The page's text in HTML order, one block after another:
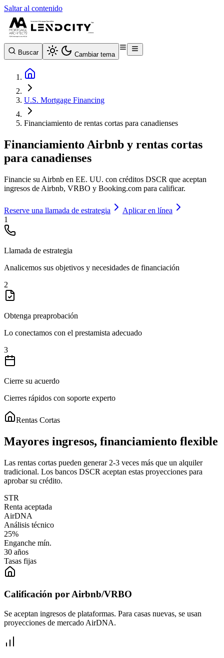
Saltar al contenido
Buscar Cambiar tema
U.S. Mortgage Financing
Financiamiento de rentas cortas para canadienses
Financiamiento Airbnb y rentas cortas
para canadienses
Financie su Airbnb en EE. UU. con créditos DSCR que aceptan
ingresos de Airbnb, VRBO y Booking.com para calificar.
Reserve una llamada de estrategia
Aplicar en línea
1
Llamada de estrategia
Analicemos sus objetivos y necesidades de financiación
2
Obtenga preaprobación
Lo conectamos con el prestamista adecuado
3
Cierre su acuerdo
Cierres rápidos con soporte experto
Rentas Cortas
Mayores ingresos, financiamiento flexible
Las rentas cortas pueden generar 2-3 veces más que un alquiler
tradicional. Los bancos DSCR aceptan estas proyecciones para
aprobar su crédito.
STR
Renta aceptada
AirDNA
Análisis técnico
25%
Enganche mín.
30 años
Tasas fijas
Calificación por Airbnb/VRBO
Se aceptan ingresos de plataformas. Para casas nuevas, se usan
proyecciones de mercado AirDNA.